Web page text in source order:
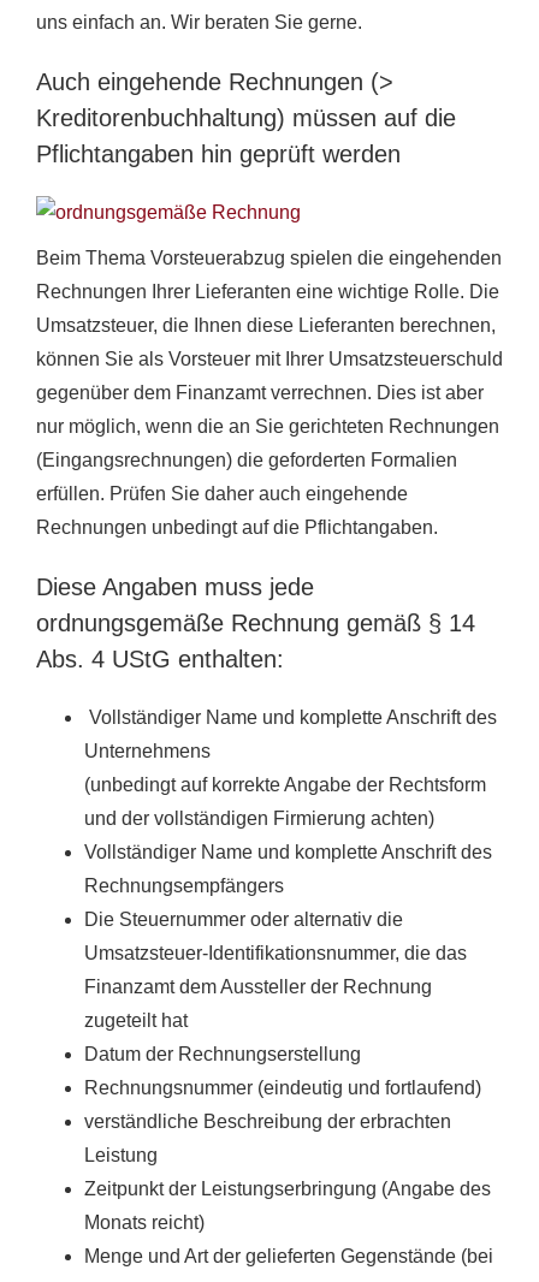
uns einfach an. Wir beraten Sie gerne.
Auch eingehende Rechnungen (>
Kreditorenbuchhaltung) müssen auf die
Pflichtangaben hin geprüft werden
Beim Thema Vorsteuerabzug spielen die eingehenden
Rechnungen Ihrer Lieferanten eine wichtige Rolle. Die
Umsatzsteuer, die Ihnen diese Lieferanten berechnen,
können Sie als Vorsteuer mit Ihrer Umsatzsteuerschuld
gegenüber dem Finanzamt verrechnen. Dies ist aber
nur möglich, wenn die an Sie gerichteten Rechnungen
(Eingangsrechnungen) die geforderten Formalien
erfüllen. Prüfen Sie daher auch eingehende
Rechnungen unbedingt auf die Pflichtangaben.
Diese Angaben muss jede
ordnungsgemäße Rechnung gemäß § 14
Abs. 4 UStG enthalten:
Vollständiger Name und komplette Anschrift des
Unternehmens
(unbedingt auf korrekte Angabe der Rechtsform
und der vollständigen Firmierung achten)
Vollständiger Name und komplette Anschrift des
Rechnungsempfängers
Die Steuernummer oder alternativ die
Umsatzsteuer-Identifikationsnummer, die das
Finanzamt dem Aussteller der Rechnung
zugeteilt hat
Datum der Rechnungserstellung
Rechnungsnummer (eindeutig und fortlaufend)
verständliche Beschreibung der erbrachten
Leistung
Zeitpunkt der Leistungserbringung (Angabe des
Monats reicht)
Menge und Art der gelieferten Gegenstände (bei